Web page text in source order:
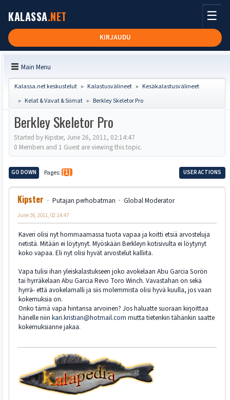
KALASSA.NET
KIRJAUDU
☰
Main Menu
Kalassa.net keskustelut ► Kalastusvälineet ► Kesäkalastusvälineet
► Kelat & Vavat & Siimat ► Berkley Skeletor Pro
Berkley Skeletor Pro
Started by Kipster, June 26, 2011, 02:14:47
0 Members and 1 Guest are viewing this topic.
GO DOWN Pages 1 USER ACTIONS
Kipster Putajan perhobatman Global Moderator
June 26, 2011, 02:14:47
Kaveri olisi nyt hommaamassa tuota vapaa ja koitti etsiä arvosteluja
netistä. Mitään ei löytynyt. Myöskään Berkleyn kotisivulta ei löytynyt
koko vapaa. Eli nyt olisi hyvät arvostelut kalliita.
Vapa tulisi ihan yleiskalastukseen joko avokelaan Abu Garcia Sorön
tai hyrräkelaan Abu Garcia Revo Toro Winch. Vavastahan on sekä
hyrrä- että avokelamalli ja siis molemmista olisi hyvä kuulla, jos vaan
kokemuksia on.
Onko tämä vapa hintansa arvoinen? Jos haluatte suoraan kirjoittaa
hänelle niin kari.kristian@hotmail.com mutta tietenkin tähänkin saatte
kokemuksianne jakaa.